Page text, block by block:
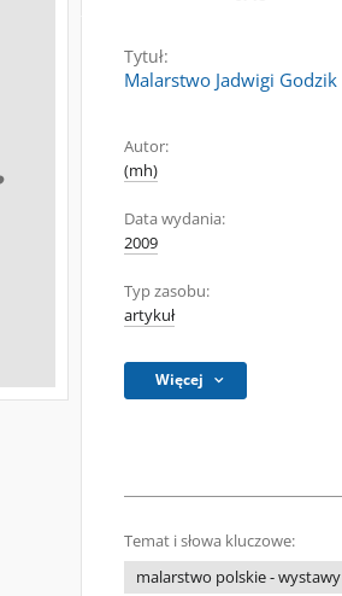
Tytuł:
Malarstwo Jadwigi Godzik
Autor:
(mh)
Data wydania:
2009
Typ zasobu:
artykuł
Więcej
Temat i słowa kluczowe:
malarstwo polskie - wystawy